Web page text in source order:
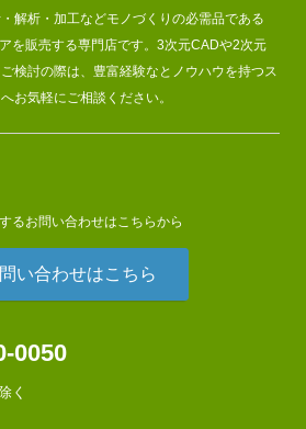
解析・加工などモノづくりの必需品である
を販売する専門店です。3次元CADや2次元
検討の際は、豊富経験なとノウハウを持つス
お気軽にご相談ください。
るお問い合わせはこちらから
い合わせはこちら
0050
く